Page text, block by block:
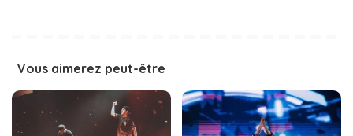
Vous aimerez peut-être